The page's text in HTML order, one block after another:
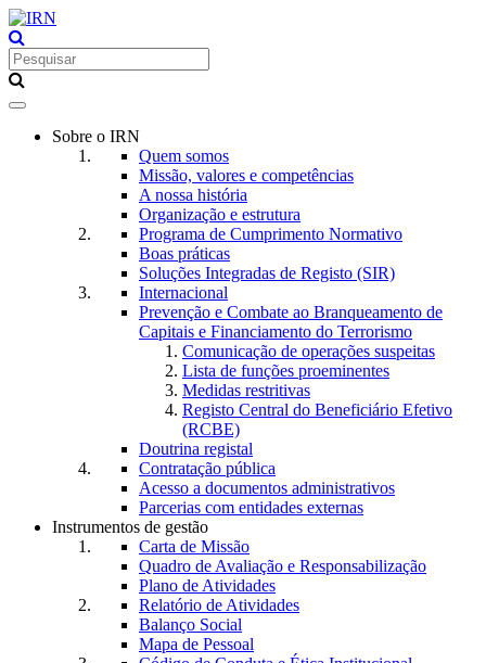
Toggle
navigationSobre o IRN
Quem somos
Missão, valores e competências
A nossa história
Organização e estrutura
Programa de Cumprimento Normativo
Boas práticas
Soluções Integradas de Registo (SIR)
Internacional
Prevenção e Combate ao Branqueamento de
Capitais e Financiamento do Terrorismo
Comunicação de operações suspeitas
Lista de funções proeminentes
Medidas restritivas
Registo Central do Beneficiário Efetivo
(RCBE)
Doutrina registal
Contratação pública
Acesso a documentos administrativos
Parcerias com entidades externas
Instrumentos de gestão
Carta de Missão
Quadro de Avaliação e Responsabilização
Plano de Atividades
Relatório de Atividades
Balanço Social
Mapa de Pessoal